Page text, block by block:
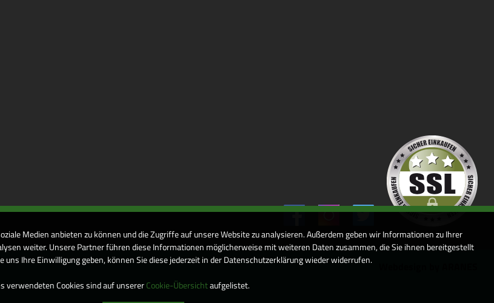
Medien anbieten zu können und die Zugriffe auf unsere Website zu analysieren. Außerdem geben wir Informationen zu Ihrer
weiter. Unsere Partner führen diese Informationen möglicherweise mit weiteren Daten zusammen, die Sie ihnen bereitgestellt
Ihre Einwilligung geben, können Sie diese jederzeit in der Datenschutzerklärung wieder widerrufen.
verwendeten Cookies sind auf unsererCookie-Übersichtaufgelistet.